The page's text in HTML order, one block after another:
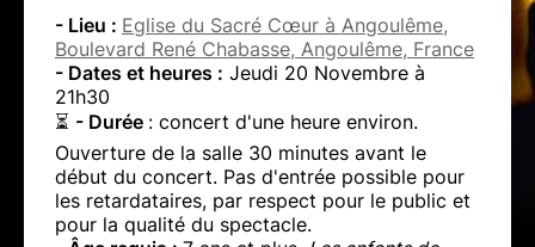
- Lieu : Eglise du Sacré Cœur à Angoulême,
Boulevard René Chabasse, Angoulême, France
- Dates et heures : Jeudi 20 Novembre à
21h30
⏳ - Durée : concert d'une heure environ.
Ouverture de la salle 30 minutes avant le
début du concert. Pas d'entrée possible pour
les retardataires, par respect pour le public et
pour la qualité du spectacle.